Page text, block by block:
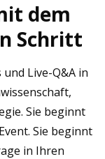
dem
Schritt
Live-Q&A in
Sie beginnt
Sie beginnt
in Ihren